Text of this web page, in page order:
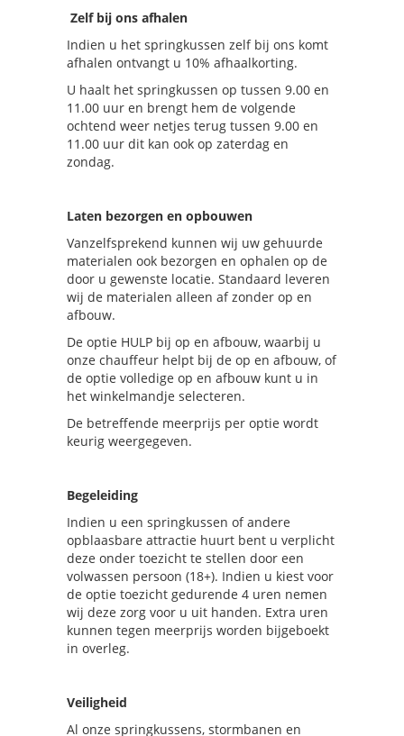
Zelf bij ons afhalen
Indien u het springkussen zelf bij ons komt
afhalen ontvangt u 10% afhaalkorting.
U haalt het springkussen op tussen 9.00 en
11.00 uur en brengt hem de volgende
ochtend weer netjes terug tussen 9.00 en
11.00 uur dit kan ook op zaterdag en
zondag.
Laten bezorgen en opbouwen
Vanzelfsprekend kunnen wij uw gehuurde
materialen ook bezorgen en ophalen op de
door u gewenste locatie. Standaard leveren
wij de materialen alleen af zonder op en
afbouw.
De optie HULP bij op en afbouw, waarbij u
onze chauffeur helpt bij de op en afbouw, of
de optie volledige op en afbouw kunt u in
het winkelmandje selecteren.
De betreffende meerprijs per optie wordt
keurig weergegeven.
Begeleiding
Indien u een springkussen of andere
opblaasbare attractie huurt bent u verplicht
deze onder toezicht te stellen door een
volwassen persoon (18+). Indien u kiest voor
de optie toezicht gedurende 4 uren nemen
wij deze zorg voor u uit handen. Extra uren
kunnen tegen meerprijs worden bijgeboekt
in overleg.
Veiligheid
Al onze springkussens, stormbanen en